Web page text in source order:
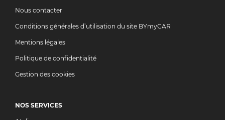
Nous contacter
Conditions générales d’utilisation du site BYmyCAR
Mentions légales
Politique de confidentialité
Gestion des cookies
NOS SERVICES